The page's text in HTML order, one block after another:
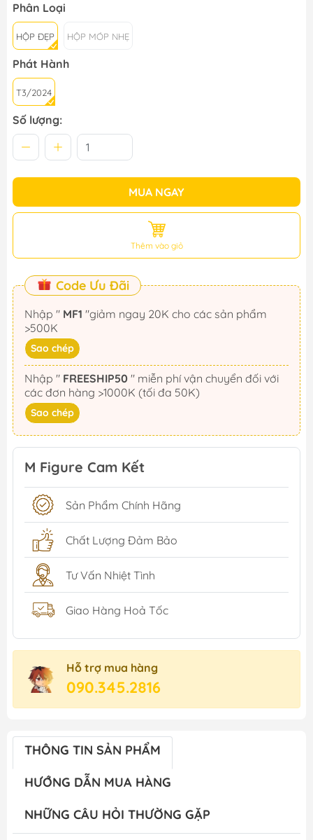
Phân Loại
HỘP ĐẸP HỘP MÓP NHẸ
Phát Hành
T3/2024
Số lượng:
MUA NGAY
Thêm vào giỏ
Code Ưu Đãi
Nhập " MF1
>500K
Sao chép
Nhập " FREESHIP50
các đơn hàng >1000K (tối đa 50K)
Sao chép
M Figure Cam Kết
Sản Phẩm Chính Hãng
Chất Lượng Đảm Bảo
Tư Vấn Nhiệt Tình
Giao Hàng Hoả Tốc
Hỗ trợ mua hàng
090.345.2816
THÔNG TIN SẢN PHẨM
HƯỚNG DẪN MUA HÀNG
NHỮNG CÂU HỎI THƯỜNG GẶP